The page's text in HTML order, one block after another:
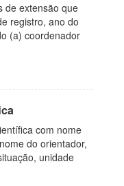
de extensão que
registro, ano do
(a) coordenador
com nome
do orientador,
unidade